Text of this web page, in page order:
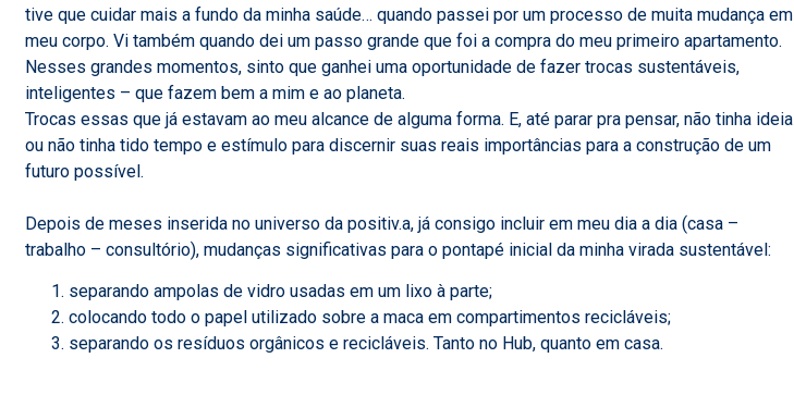
tive que cuidar mais a fundo da minha saúde… quando passei por um processo de muita mudança em
meu corpo. Vi também quando dei um passo grande que foi a compra do meu primeiro apartamento.
Nesses grandes momentos, sinto que ganhei uma oportunidade de fazer trocas sustentáveis,
inteligentes – que fazem bem a mim e ao planeta.
Trocas essas que já estavam ao meu alcance de alguma forma. E, até parar pra pensar, não tinha ideia
ou não tinha tido tempo e estímulo para discernir suas reais importâncias para a construção de um
futuro possível.
Depois de meses inserida no universo da positiv.a, já consigo incluir em meu dia a dia (casa –
trabalho – consultório), mudanças significativas para o pontapé inicial da minha virada sustentável:
separando ampolas de vidro usadas em um lixo à parte;
colocando todo o papel utilizado sobre a maca em compartimentos recicláveis;
separando os resíduos orgânicos e recicláveis. Tanto no Hub, quanto em casa.